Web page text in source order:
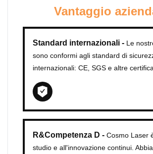
Vantaggio
Standard internazionali - Le
sono conformi agli standard di
internazionali: CE, SGS e altre
R&Competenza D - Cosmo Laser
studio e all'innovazione continui.